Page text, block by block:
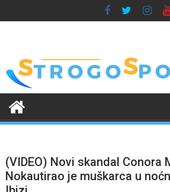
to
(VIDEO) Novi skandal Conora
Nokautirao je muškarca u